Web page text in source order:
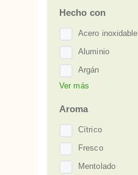
Hecho con
Acero inoxidable
Aluminio
Argán
Cerdas naturales
Coco
Eucalipto
Girasol
Karité
Ver más
Aroma
Cítrico
Fresco
Mentolado